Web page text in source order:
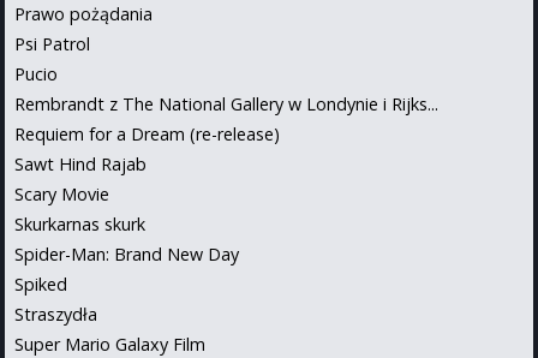
Prawo pożądania
Psi Patrol
Pucio
Rembrandt z The National Gallery w Londynie i Rijks...
Requiem for a Dream (re-release)
Sawt Hind Rajab
Scary Movie
Skurkarnas skurk
Spider-Man: Brand New Day
Spiked
Straszydła
Super Mario Galaxy Film